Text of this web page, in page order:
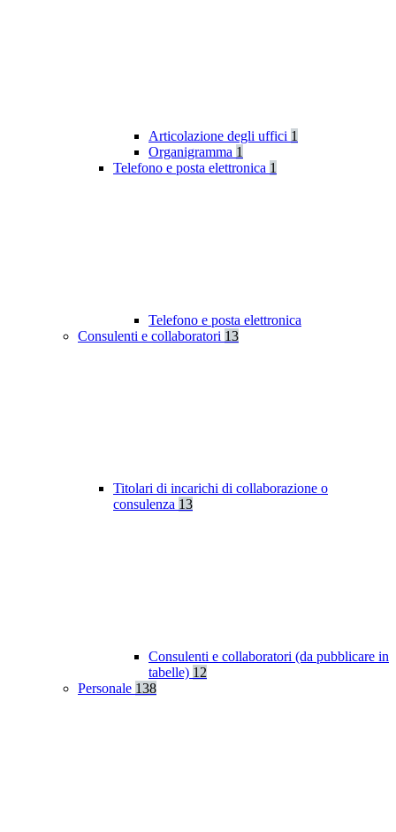
Articolazione degli uffici 1
Organigramma 1
Telefono e posta elettronica 1
Telefono e posta elettronica
Consulenti e collaboratori 13
Titolari di incarichi di collaborazione o
consulenza 13
Consulenti e collaboratori (da pubblicare in
tabelle) 12
Personale 138